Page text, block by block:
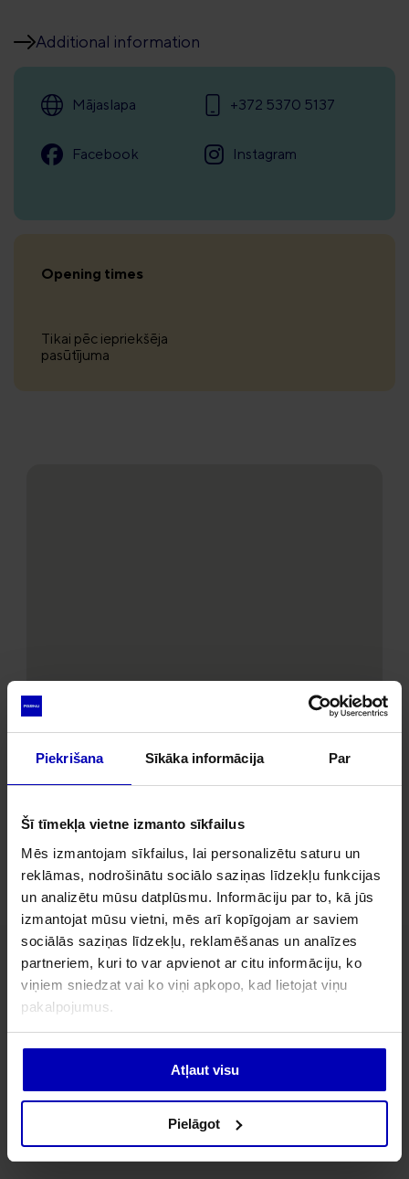
Piekrišana Sīkāka informācija Par
Šī tīmekļa vietne izmanto sīkfailus
Mēs izmantojam sīkfailus, lai personalizētu saturu un
reklāmas, nodrošinātu sociālo saziņas līdzekļu funkcijas
un analizētu mūsu datplūsmu. Informāciju par to, kā jūs
izmantojat mūsu vietni, mēs arī kopīgojam ar saviem
sociālās saziņas līdzekļu, reklamēšanas un analīzes
partneriem, kuri to var apvienot ar citu informāciju, ko
viņiem sniedzat vai ko viņi apkopo, kad lietojat viņu
pakalpojumus.
Atļaut visu
Pielāgot
Rootsiküla, Kihnu vald 88004
Additional information
Mājaslapa +372 5370 5137
Facebook Instagram
Opening times
Tikai pēc iepriekšēja
pasūtījuma